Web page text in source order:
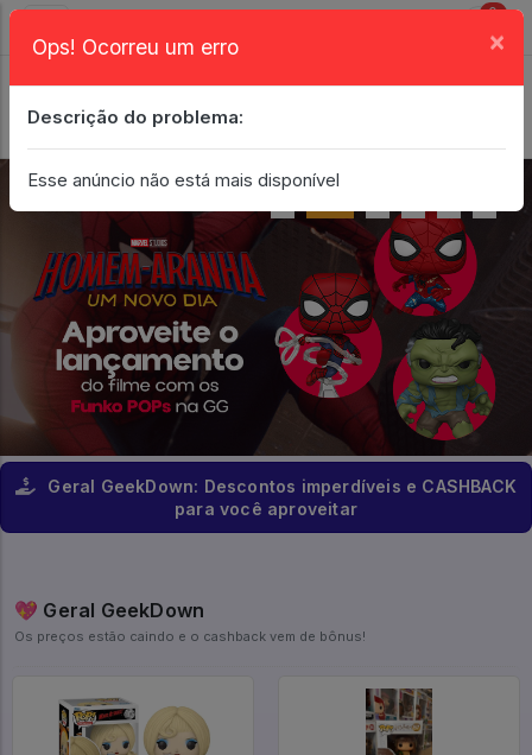
0
Geral GeekDown: Descontos imperdíveis e CASHBACK
para você aproveitar
💖 Geral GeekDown
Os preços estão caindo e o cashback vem de bônus!
Ops! Ocorreu um erro ×
Descrição do problema:
Esse anúncio não está mais disponível